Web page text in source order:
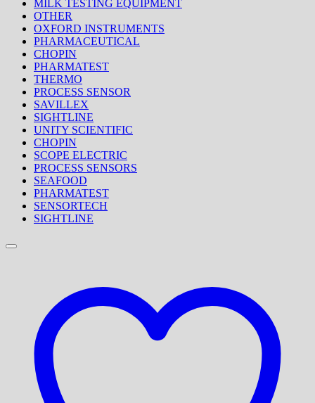
MILK TESTING EQUIPMENT
OTHER
OXFORD INSTRUMENTS
PHARMACEUTICAL
CHOPIN
PHARMATEST
THERMO
PROCESS SENSOR
SAVILLEX
SIGHTLINE
UNITY SCIENTIFIC
CHOPIN
SCOPE ELECTRIC
PROCESS SENSORS
SEAFOOD
PHARMATEST
SENSORTECH
SIGHTLINE